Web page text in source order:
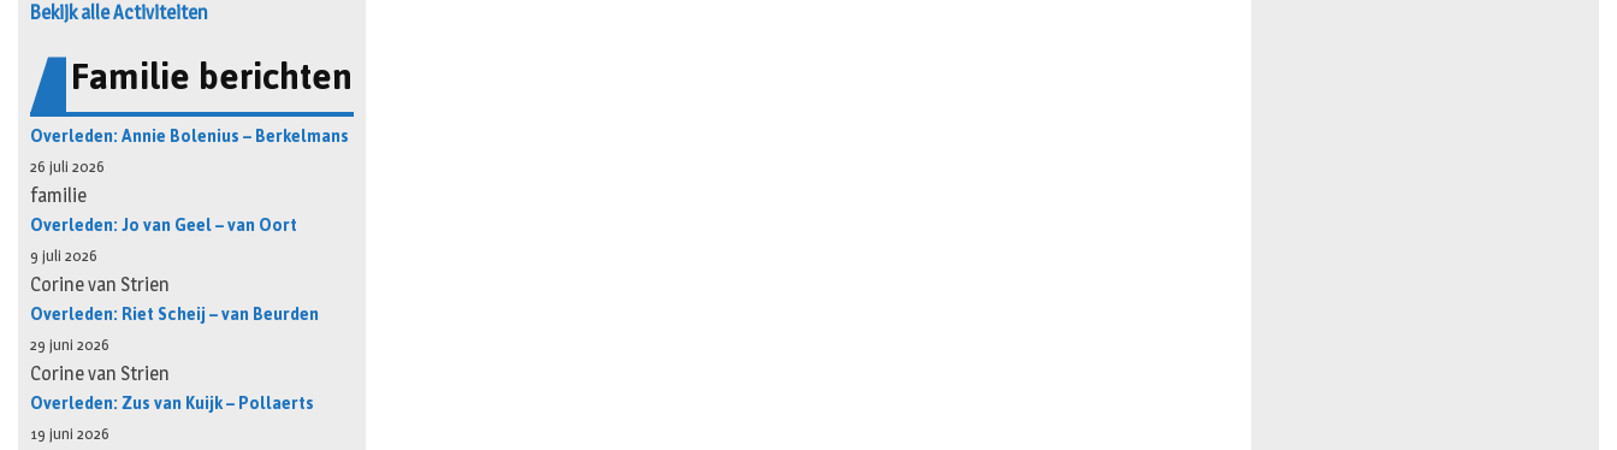
Bekijk alle Activiteiten
Familie berichten
Overleden: Annie Bolenius – Berkelmans
26 juli 2026
familie
Overleden: Jo van Geel – van Oort
9 juli 2026
Corine van Strien
Overleden: Riet Scheij – van Beurden
29 juni 2026
Corine van Strien
Overleden: Zus van Kuijk – Pollaerts
19 juni 2026